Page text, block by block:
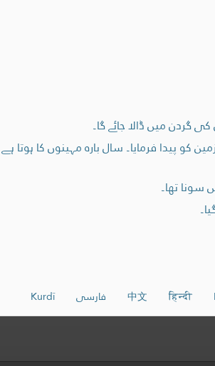
میں ڈالا جائے گا۔
پیدا فرمایا۔ سال بارہ مہینوں کا ہوتا
تھا۔
हिन्दी
中文 فارسی Kurdî